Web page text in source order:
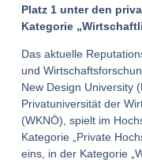
Platz 1 unter den
Kategorie
Das aktuelle
und
New Design University
Privatuniversität der
(WKNÖ), spielt im
Kategorie „Private
eins, in der Kategorie